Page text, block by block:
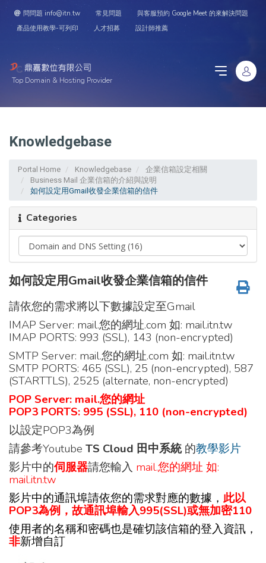
問問題 info@itn.tw 常見問題
與客服預約 Google Meet 的來解決問題
產品使用教學-可列印
人才招募 設計師推薦
Top Domain & Hosting Provider
Knowledgebase
Portal Home Knowledgebase
企業信箱設定相關
Business Mail 企業信箱的介紹與說明
如何設定用Gmail收發企業信箱的信件
Categories
如何設定用Gmail收發企業信箱的信件
請依您的需求將以下數據設定至Gmail
IMAP Server: mail.您的網址.com 如: mail.itn.tw
IMAP PORTS: 993 (SSL), 143 (non-encrypted)
SMTP Server: mail.您的網址.com 如: mail.itn.tw
SMTP PORTS: 465 (SSL), 25 (non-encrypted), 587
(STARTTLS), 2525 (alternate, non-encrypted)
POP Server: mail.您的網址
POP3 PORTS: 995 (SSL), 110 (non-encrypted)
以設定POP3為例
請參考Youtube TS Cloud 田中系統的教學影片
影片中的伺服器請您輸入 mail.您的網址 如:
mail.itn.tw
影片中的通訊埠請依您的需求對應的數據， 此以
POP3為例，故通訊埠輸入995(SSL)或無加密110
使用者的名稱和密碼也是確切該信箱的登入資訊，
非新增自訂